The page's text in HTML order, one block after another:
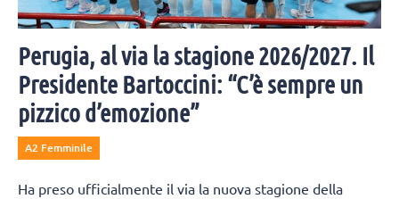
Perugia, al via la stagione 2026/2027. Il
Presidente Bartoccini: “C’è sempre un
pizzico d’emozione”
A2 Femminile
Ha preso ufficialmente il via la nuova stagione della